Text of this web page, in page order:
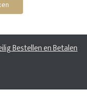
Bestellen en Betalen